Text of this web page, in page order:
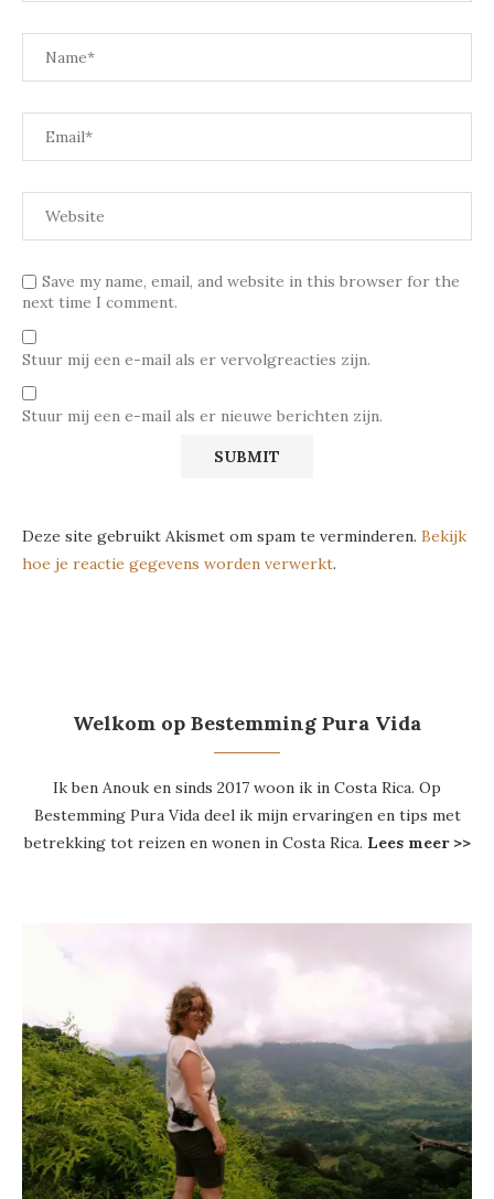
Save my name, email, and website in this browser for the
next time I comment.
Stuur mij een e-mail als er vervolgreacties zijn.
Stuur mij een e-mail als er nieuwe berichten zijn.
Deze site gebruikt Akismet om spam te verminderen. Bekijk
hoe je reactie gegevens worden verwerkt.
Welkom op Bestemming Pura Vida
Ik ben Anouk en sinds 2017 woon ik in Costa Rica. Op
Bestemming Pura Vida deel ik mijn ervaringen en tips met
betrekking tot reizen en wonen in Costa Rica. Lees meer >>